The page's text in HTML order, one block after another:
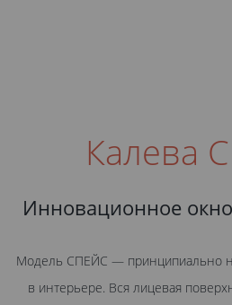
Калева
Инновационное окно
Модель СПЕЙС — принципиально
в интерьере. Вся лицевая